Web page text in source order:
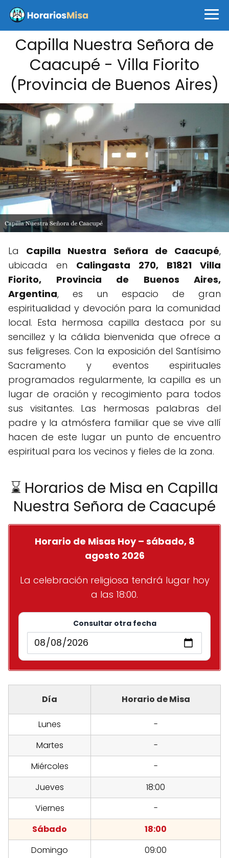
Capilla Nuestra Señora de
Caacupé - Villa Fiorito
(Provincia de Buenos Aires)
La Capilla Nuestra Señora de Caacupé,
ubicada en Calingasta 270, B1821 Villa
Fiorito, Provincia de Buenos Aires,
Argentina, es un espacio de gran
espiritualidad y devoción para la comunidad
local. Esta hermosa capilla destaca por su
sencillez y la cálida bienvenida que ofrece a
sus feligreses. Con la exposición del Santísimo
Sacramento y eventos espirituales
programados regularmente, la capilla es un
lugar de oración y recogimiento para todos
sus visitantes. Las hermosas palabras del
padre y la atmósfera familiar que se vive allí
hacen de este lugar un punto de encuentro
espiritual para los vecinos y fieles de la zona.
⌛ Horarios de Misa en Capilla
Nuestra Señora de Caacupé
Horario de Misas Hoy – sábado, 8
agosto 2026
La celebración religiosa tendrá lugar hoy
a las 18:00.
Consultar otra fecha
Día Horario de Misa
Lunes
-
Martes
-
Miércoles
-
Jueves
18:00
Viernes
-
Sábado
18:00
Domingo
09:00